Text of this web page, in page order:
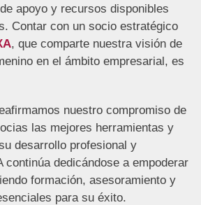
apoyo y recursos disponibles
Contar con un socio estratégico
, que comparte nuestra visión de
en el ámbito empresarial, es
nuestro compromiso de
las mejores herramientas y
desarrollo profesional y
continúa dedicándose a empoderar
formación, asesoramiento y
para su éxito.